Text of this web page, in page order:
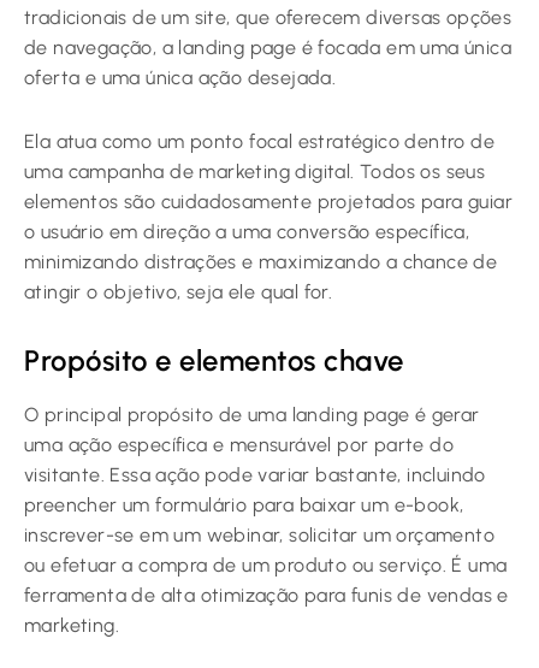
tradicionais de um site, que oferecem diversas opções
de navegação, a landing page é focada em uma única
oferta e uma única ação desejada.
Ela atua como um ponto focal estratégico dentro de
uma campanha de marketing digital. Todos os seus
elementos são cuidadosamente projetados para guiar
o usuário em direção a uma conversão específica,
minimizando distrações e maximizando a chance de
atingir o objetivo, seja ele qual for.
Propósito e elementos chave
O principal propósito de uma landing page é gerar
uma ação específica e mensurável por parte do
visitante. Essa ação pode variar bastante, incluindo
preencher um formulário para baixar um e-book,
inscrever-se em um webinar, solicitar um orçamento
ou efetuar a compra de um produto ou serviço. É uma
ferramenta de alta otimização para funis de vendas e
marketing.